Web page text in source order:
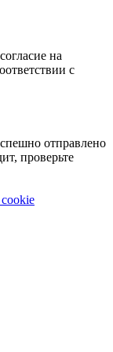
на
с
отправлено
проверьте